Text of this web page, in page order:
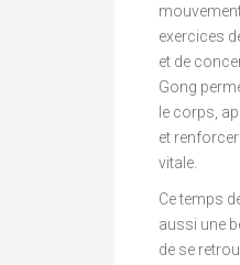
exercices
et de
Gong
le corps,
et renforcer
vitale.
Ce temps
aussi une
de se